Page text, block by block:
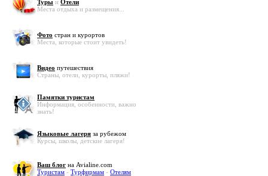
Туры и Отели
Места отдыха и размещения...
Фото стран и курортов
Места, которые стоит увидеть!
Видео путешествия
Страны, отели, курорты, пляжи!
Памятки туристам
Информация, особенности, важно
знать!
Языковые лагеря за рубежом
Курсы, школы, детские лагеря!
Ваш блог на Avialine.com
Туристам - Турфирмам - Отелям